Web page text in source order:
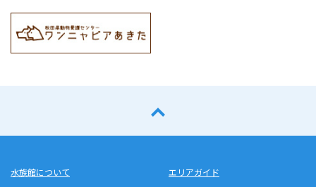
水族館について
エリアガイド